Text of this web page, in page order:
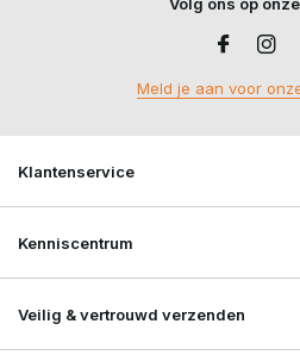
Meld je aan voor
Klantenservice
Kenniscentrum
Veilig & vertrouwd verzenden